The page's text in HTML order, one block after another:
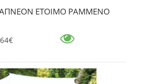
ΕΤΟΙΜΟ ΡΑΜΜΕΝΟ